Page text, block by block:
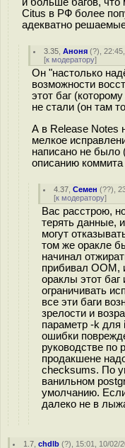
Citus в РФ более
адекватно
3.35 ,Аноня (?),
[к модератору]
Он "настолько
возможности
этот баг
не стали (он там
А в Release Notes
мелкое
написано не было
описанию
4.37 ,Семен (??),
[к модератору]
Вас расстрою,
терять данные,
могут
том же оракле
начинал
прибивал OOM,
ораклы этот баг
ограничивать
все эти баги
зрелости и
параметр -k для
ошибки
руководстве по
продакшене
checksums. По
ванильном
умолчанию.
далеко не в
1.7 ,chdlb (?), 15:01, 10/02/